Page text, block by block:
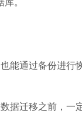
能通过备份进行
据迁移之前，一